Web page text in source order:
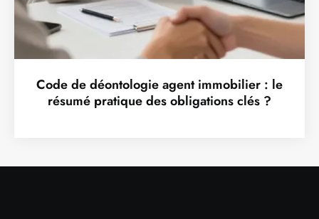
Code de déontologie agent immobilier : le
résumé pratique des obligations clés ?